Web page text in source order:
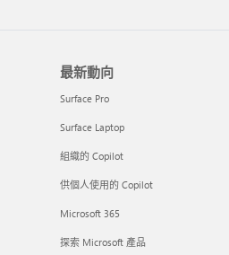
最新動向
Surface Pro
Surface Laptop
組織的 Copilot
供個人使用的 Copilot
Microsoft 365
探索 Microsoft 產品